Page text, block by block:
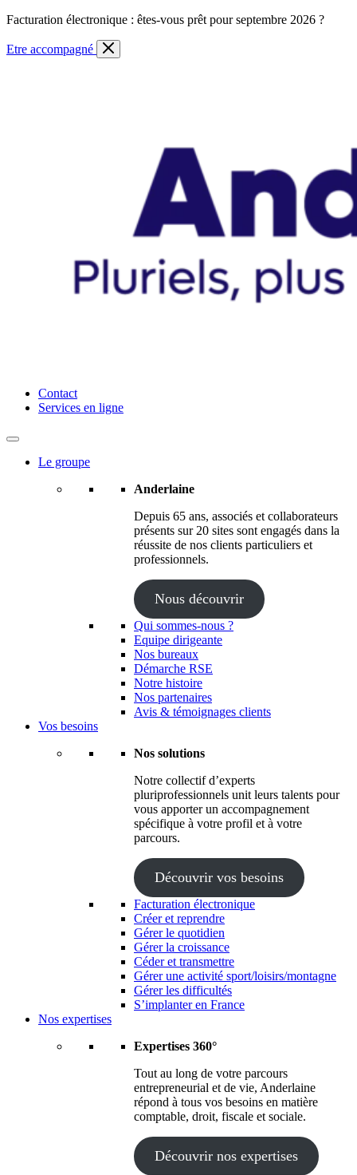
Skip
content
Facturation électronique : êtes-vous prêt pour septembre 2026 ?
Etre accompagné
Anderlaine | Conseil – Expert comptable – Avocat – Audit
Contact
Services en ligne
Le groupe
Anderlaine
Depuis 65 ans, associés et collaborateurs
présents sur 20 sites sont engagés dans la
réussite de nos clients particuliers et
professionnels.
Nous découvrir
Qui sommes-nous ?
Equipe dirigeante
Nos bureaux
Démarche RSE
Notre histoire
Nos partenaires
Avis & témoignages clients
Vos besoins
Nos solutions
Notre collectif d’experts
pluriprofessionnels unit leurs talents pour
vous apporter un accompagnement
spécifique à votre profil et à votre
parcours.
Découvrir vos besoins
Facturation électronique
Créer et reprendre
Gérer le quotidien
Gérer la croissance
Céder et transmettre
Gérer une activité sport/loisirs/montagne
Gérer les difficultés
S’implanter en France
Nos expertises
Expertises 360°
Tout au long de votre parcours
entrepreneurial et de vie, Anderlaine
répond à tous vos besoins en matière
comptable, droit, fiscale et sociale.
Découvrir nos expertises